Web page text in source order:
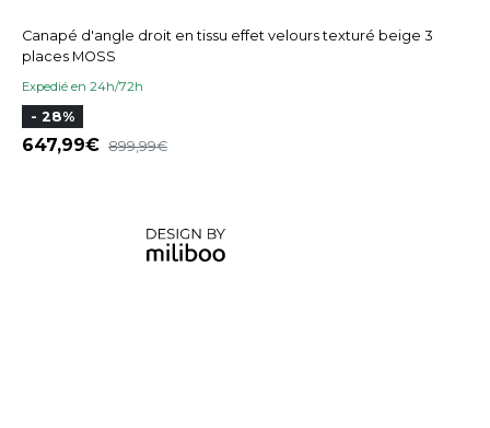
Canapé d'angle droit en tissu effet velours texturé beige 3
places MOSS
Expedié en 24h/72h
- 28%
647,99 899,99